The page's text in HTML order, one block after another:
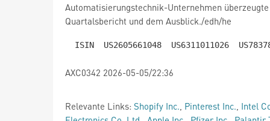
Automatisierungstechnik-Unternehmen
Quartalsbericht und dem Ausblick./edh/he
AXC0342 2026-05-05/22:36
Relevante Links: Shopify Inc., Pinterest Inc., Intel